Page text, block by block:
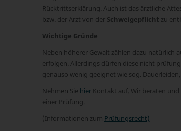
Rücktrittserklärung. Auch ist das ärztliche
bzw. der Arzt von der Schweigepflicht zu
Wichtige Gründe
Neben höherer Gewalt zählen dazu natürlich
erfolgen. Allerdings dürfen diese nicht
genauso wenig geeignet wie sog.
Nehmen Sie hierKontakt auf. Wir beraten und
einer Prüfung.
(Informationen zum Prüfungsrecht)